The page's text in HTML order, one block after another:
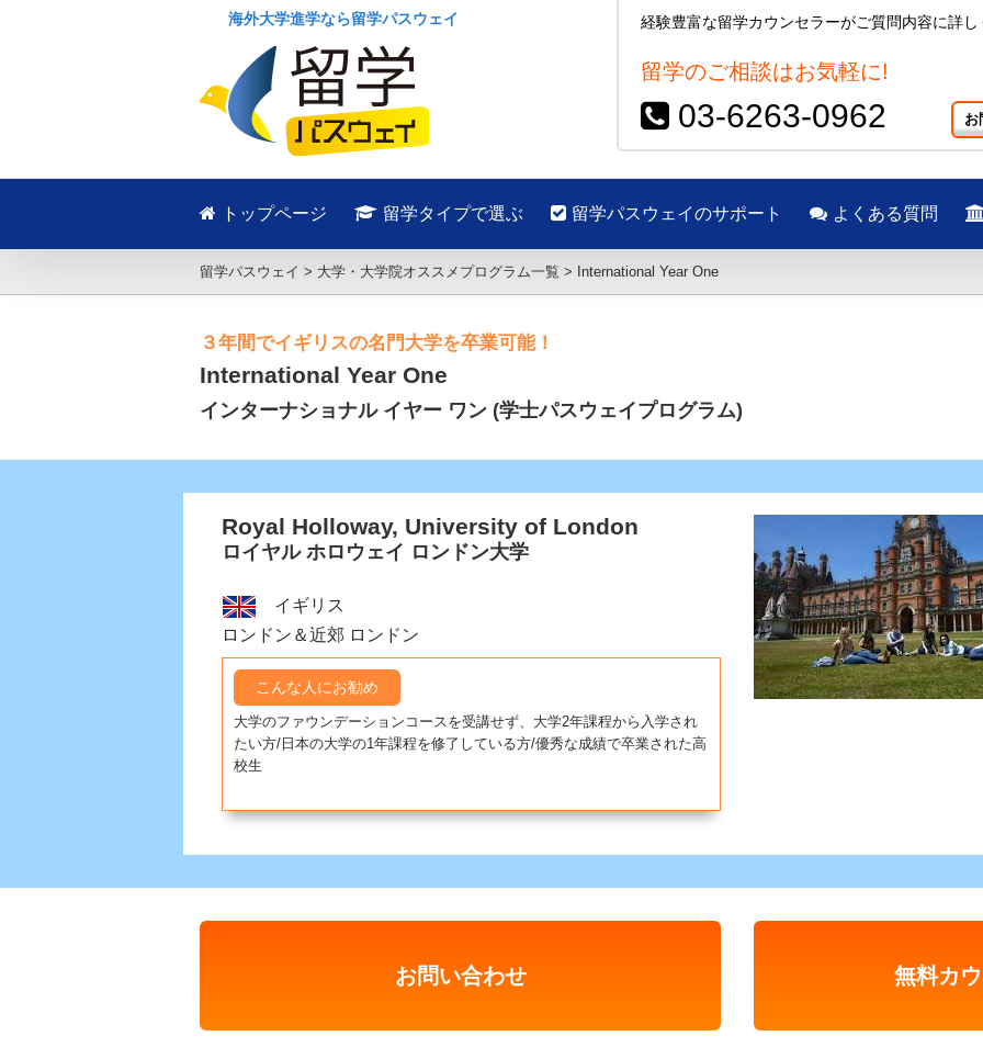
経験豊富な留学カウンセラーがご質問内容に詳し
留学のご相談はお気軽に!
03-6263-0962 お
海外大学進学なら留学パスウェイ
トップページ 留学タイプで選ぶ 留学パスウェイのサポート よくある質問
留学パスウェイ > 大学・大学院オススメプログラム一覧 > International Year One
３年間でイギリスの名門大学を卒業可能！
International Year One
インターナショナル イヤー ワン (学士パスウェイプログラム)
Royal Holloway, University of London
ロイヤル ホロウェイ ロンドン大学
イギリス
ロンドン＆近郊 ロンドン
こんな人にお勧め
大学のファウンデーションコースを受講せず、大学2年課程から入学され
たい方/日本の大学の1年課程を修了している方/優秀な成績で卒業された高
校生
お問い合わせ 無料カ